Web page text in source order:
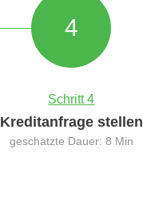
4
Schritt 4
Kreditanfrage stellen
geschätzte Dauer: 8 Min